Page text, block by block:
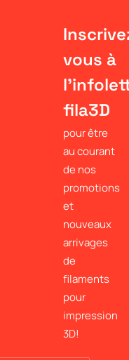
vous à
fila3D
pour être
au courant
de nos
promotions
et
nouveaux
arrivages
de
filaments
pour
impression
3D!